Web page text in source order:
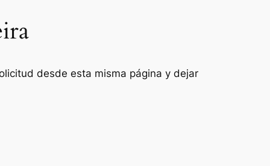
desde esta misma página y dejar